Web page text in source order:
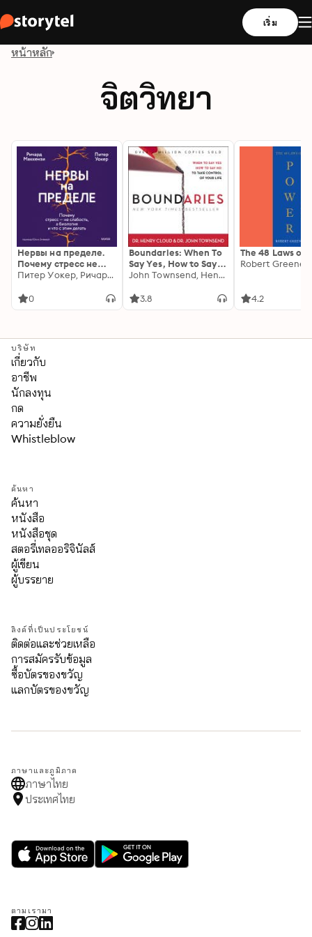
เริ่ม
หน้าหลัก
จิตวิทยา
Нервы на пределе.
Почему стресс не
слабость, а биология
Питер Уокер, Ричард Маккензи
0
Boundaries: When To
Say Yes, How to Say
No
John Townsend, Henry Cloud
3.8
The 48 Laws of
Robert Greene
4.2
บริษัท
เกี่ยวกับ
อาชีพ
นักลงทุน
กด
ความยั่งยืน
Whistleblow
ค้นหา
ค้นหา
หนังสือ
หนังสือชุด
สตอรี่เทลออริจินัลส์
ผู้เขียน
ผู้บรรยาย
ลิงค์ที่เป็นประโยชน์
ติดต่อและช่วยเหลือ
การสมัครรับข้อมูล
ซื้อบัตรของขวัญ
แลกบัตรของขวัญ
ภาษาและภูมิภาค
ภาษาไทย
ประเทศไทย
ตามเรามา